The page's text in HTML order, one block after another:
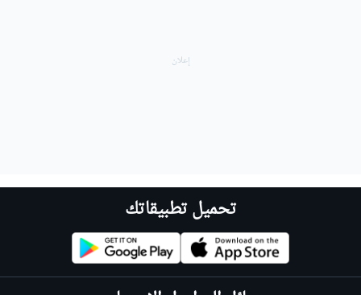
تحميل تطبيقاتك